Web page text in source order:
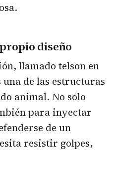
diseño
llamado telson en
de las estructuras
animal. No solo
para inyectar
de un
resistir golpes,